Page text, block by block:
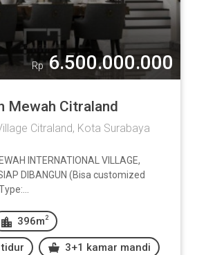
Rp 6.500.000.000
Mewah Citraland
Citraland, Kota Surabaya
INTERNATIONAL VILLAGE,
DIBANGUN (Bisa customized
396m 2
3+1 kamar mandi